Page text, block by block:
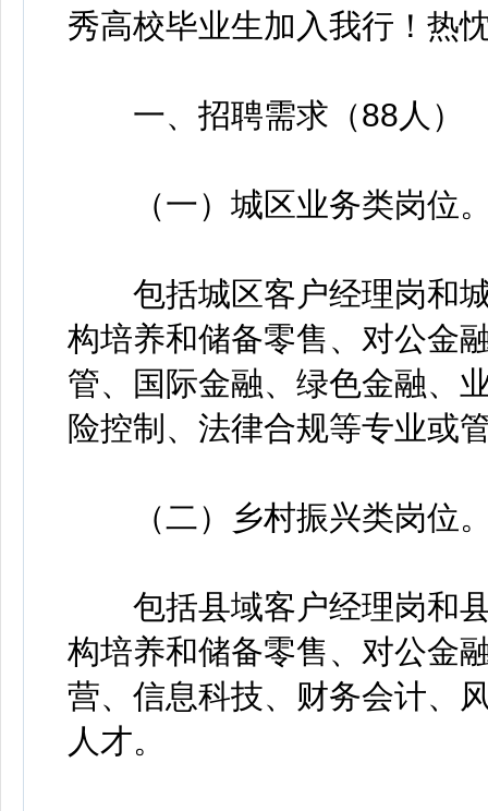
秀高校毕业生加入我行！热
一、招聘需求（88人）
（一）城区业务类岗位
包括城区客户经理岗和城
构培养和储备零售、对公金
管、国际金融、绿色金融、
险控制、法律合规等专业或
（二）乡村振兴类岗位
包括县域客户经理岗和县
构培养和储备零售、对公金
营、信息科技、财务会计、
人才。